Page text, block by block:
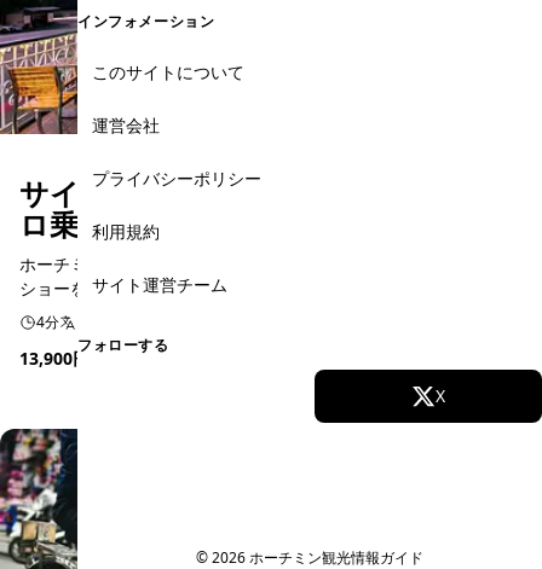
インフォメーション
このサイトについて
運営会社
プライバシーポリシー
利用規約
サイト運営チーム
フォローする
X
© 2026 ホーチミン観光情報ガイド
サイゴン川ディナークルーズ＆シク
ロ乗車体験 ＜日本語ガイド＞
ホーチミンナイトを満喫！サイゴン川クルーズの夜景とディナー
ショーを！夕方のシクロ体験付
4分
13,900円 (2,275,000 VND)